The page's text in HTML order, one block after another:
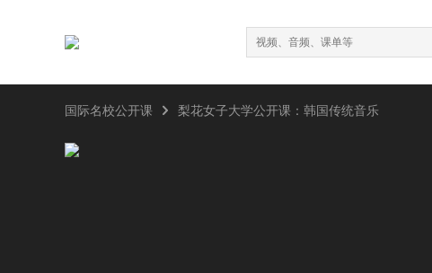
国际名校公开课  梨花女子大学公开课：韩国传统音乐